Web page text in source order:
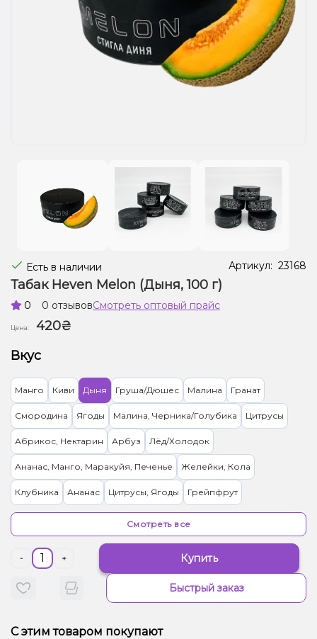
Жидкости для электронных сигарет
Подарочные наборы
Есть в наличии Артикул: 23168
Табак Heven Melon (Дыня, 100 г)
0 0 отзывовСмотреть оптовый прайс
Цена:
420₴
Вкус
Манго Киви Дыня Груша/Дюшес Малина Гранат
Смородина Ягоды Малина, Черника/Голубика Цитрусы
Абрикос, Нектарин Арбуз Лёд/Холодок
Ананас, Манго, Маракуйя, Печенье Желейки, Кола
Клубника Ананас Цитрусы, Ягоды Грейпфрут
Клубника, Сливки/Крем, Пирог/Кондитерка Банан Виноград
Маракуйя
Елка Барбарис Жвачка (фруктовая)
Смотреть все
- + Купить
Быстрый заказ
С этим товаром покупают